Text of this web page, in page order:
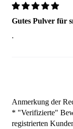
Gutes Pulver für
.
Anmerkung der
* "Verifizierte"
registrierten